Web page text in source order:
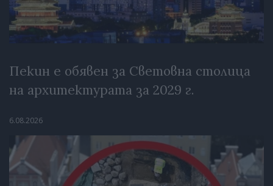
Пекин е обявен за Световна столица
на архитектурата за 2029 г.
6.08.2026